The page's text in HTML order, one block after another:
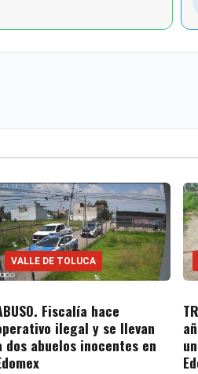
VALLE DE TOLUCA
Fiscalía hace
ilegal y se llevan
dos abuelos inocentes en